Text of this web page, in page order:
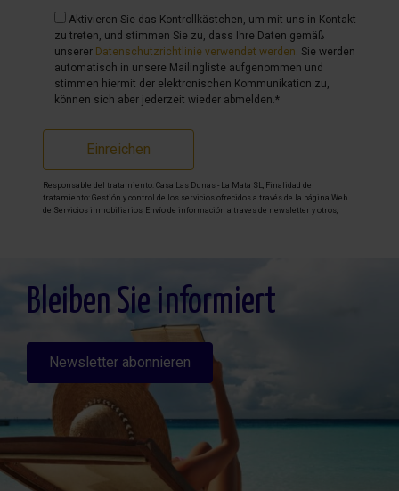
Aktivieren Sie das Kontrollkästchen, um mit uns in Kontakt
zu treten, und stimmen Sie zu, dass Ihre Daten gemäß
unserer Datenschutzrichtlinie verwendet werden . Sie werden
automatisch in unsere Mailingliste aufgenommen und
stimmen hiermit der elektronischen Kommunikation zu,
können sich aber jederzeit wieder abmelden.*
Einreichen
Responsable del tratamiento: Casa Las Dunas - La Mata SL, Finalidad del
tratamiento: Gestión y control de los servicios ofrecidos a través de la página Web
de Servicios inmobiliarios, Envío de información a traves de newsletter y otros,
detallada sobre protección de datos
Aquí
Bleiben Sie informiert
Newsletter abonnieren